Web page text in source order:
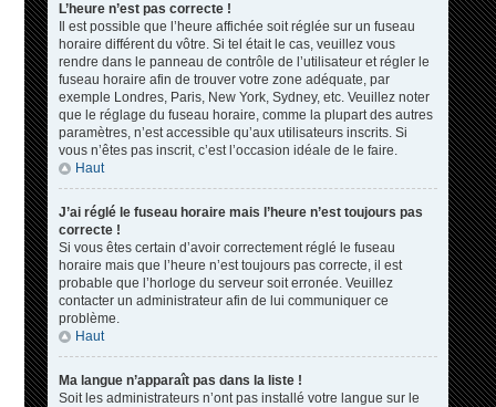
L’heure n’est pas correcte !
Il est possible que l’heure affichée soit réglée sur un fuseau
horaire différent du vôtre. Si tel était le cas, veuillez vous
rendre dans le panneau de contrôle de l’utilisateur et régler le
fuseau horaire afin de trouver votre zone adéquate, par
exemple Londres, Paris, New York, Sydney, etc. Veuillez noter
que le réglage du fuseau horaire, comme la plupart des autres
paramètres, n’est accessible qu’aux utilisateurs inscrits. Si
vous n’êtes pas inscrit, c’est l’occasion idéale de le faire.
Haut
J’ai réglé le fuseau horaire mais l’heure n’est toujours pas
correcte !
Si vous êtes certain d’avoir correctement réglé le fuseau
horaire mais que l’heure n’est toujours pas correcte, il est
probable que l’horloge du serveur soit erronée. Veuillez
contacter un administrateur afin de lui communiquer ce
problème.
Haut
Ma langue n’apparaît pas dans la liste !
Soit les administrateurs n’ont pas installé votre langue sur le